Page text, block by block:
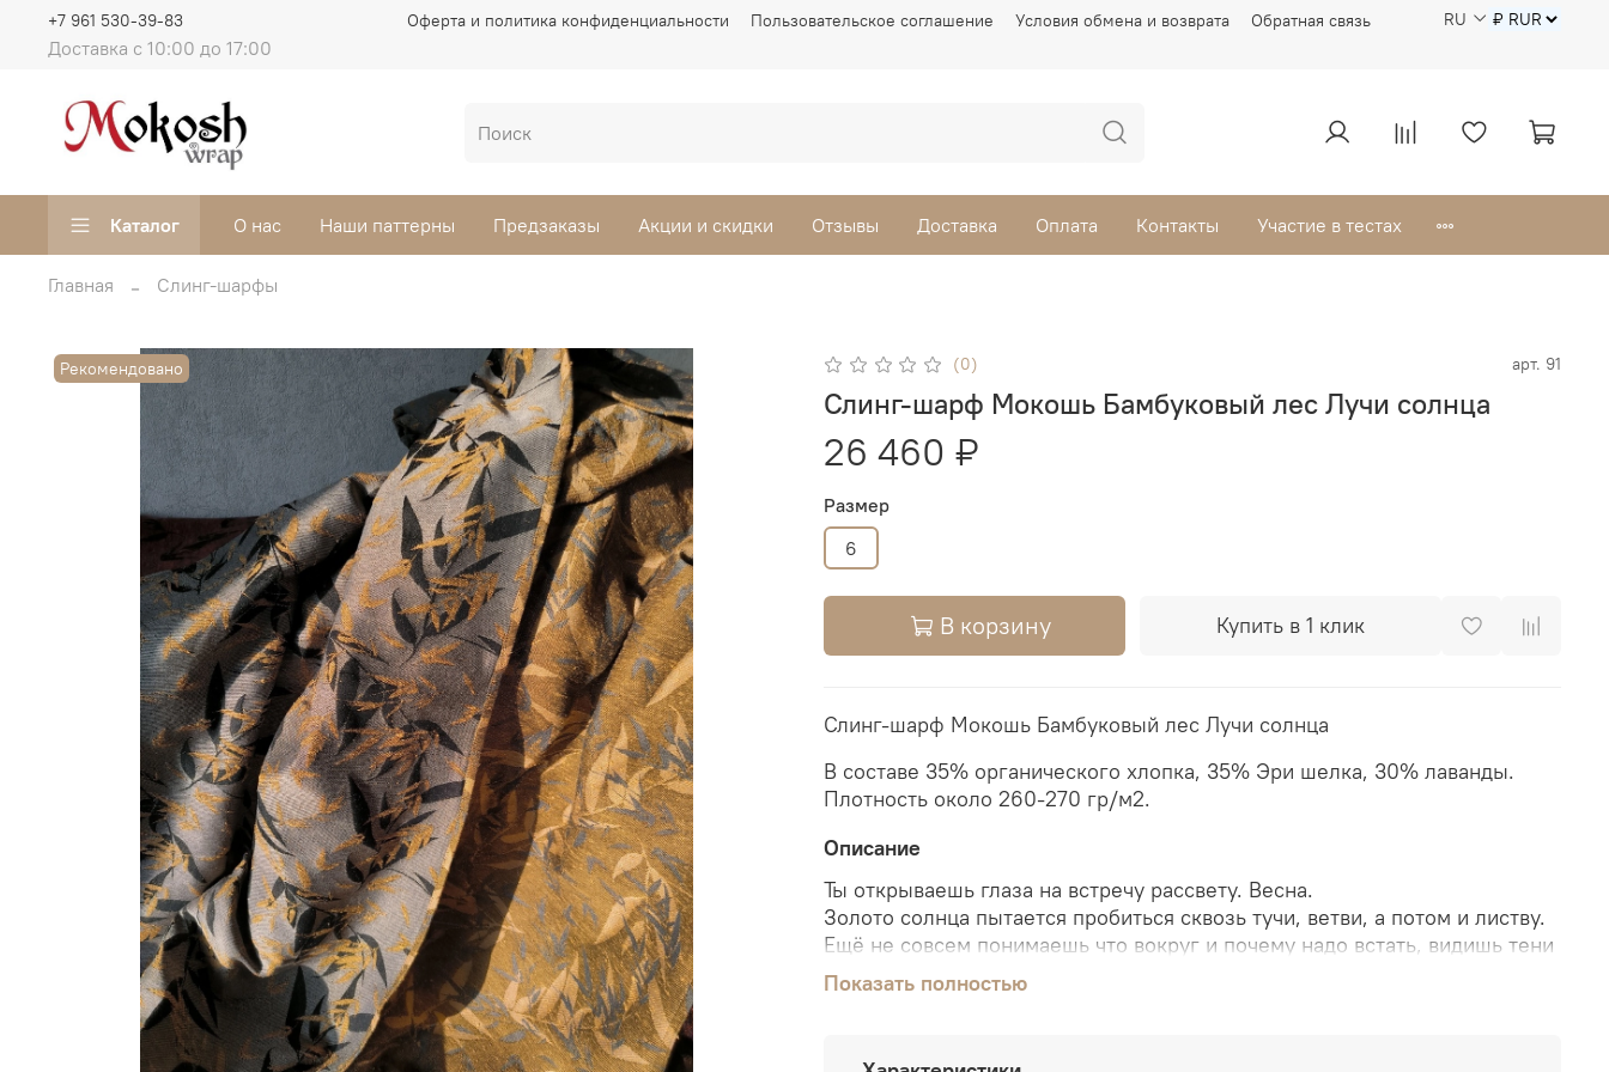
Оферта и политика конфиденциальности Пользовательское соглашение Условия обмена и возврата Обратная связь
Доставка с 10:00 до 17:00
+7 961 530-39-83 RU
Каталог О нас Наши паттерны Предзаказы Акции и скидки Отзывы Доставка Оплата Контакты Участие в тестах
Главная Слинг-шарфы
Рекомендовано (0) арт. 91
Слинг-шарф Мокошь Бамбуковый лес Лучи солнца
26 460 ₽
Размер
6
В корзину Купить в 1 клик
Слинг-шарф Мокошь Бамбуковый лес Лучи солнца
В составе 35% органического хлопка, 35% Эри шелка, 30% лаванды.
Плотность около 260-270 гр/м2.
Описание
Ты открываешь глаза на встречу рассвету. Весна.
Золото солнца пытается пробиться сквозь тучи, ветви, а потом и листву.
Ещё не совсем понимаешь что вокруг и почему надо встать, видишь тени
и силуэты, но солнечные лучи приковывают взгляд.
Дают успокоиться, расслабиться, открыться на встречу теплу и свету.
Показать полностью